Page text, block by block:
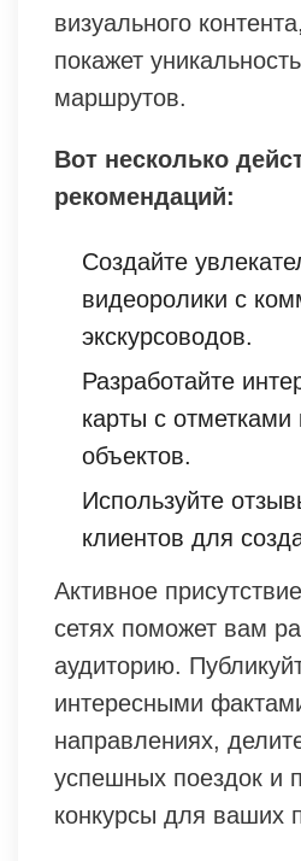
визуального
покажет
маршрутов.
Вот несколько
рекомендаций:
Создайте
видеоролики с
экскурсоводов.
Разработайте
карты с
объектов.
Используйте
клиентов для
Активное
сетях поможет вам
аудиторию.
интересными
направлениях,
успешных поездок и
конкурсы для ваших